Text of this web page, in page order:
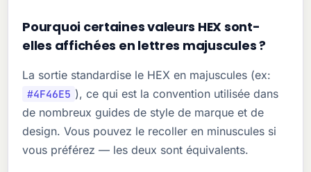
Pourquoi certaines valeurs HEX sont-
elles affichées en lettres majuscules ?
La sortie standardise le HEX en majuscules (ex:
#4F46E5 ), ce qui est la convention utilisée dans
de nombreux guides de style de marque et de
design. Vous pouvez le recoller en minuscules si
vous préférez — les deux sont équivalents.